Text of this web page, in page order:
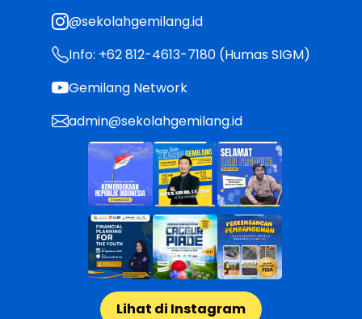
@sekolahgemilang.id
Info: +62 812-4613-7180 (Humas SIGM)
Gemilang Network
admin@sekolahgemilang.id
Lihat di Instagram